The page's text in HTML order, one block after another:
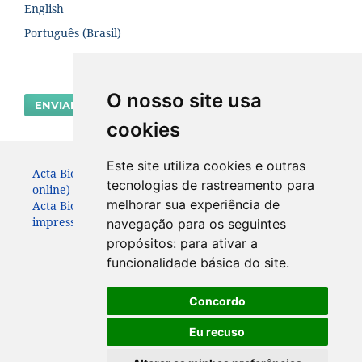
O nosso site usa
cookies
Este site utiliza cookies e outras
tecnologias de rastreamento para
melhorar sua experiência de
navegação para os seguintes
propósitos: para ativar a
funcionalidade básica do site.
Concordo
Eu recuso
English
Português (Brasil)
ENVIAR SUBMISSÃO
Acta Biológica Paranaense. ISSN: 2236-1472 (versão
online)
Acta Biológica Paranaense. ISSN: 0301-2123 (versão
impressa) (Apenas até 2010)